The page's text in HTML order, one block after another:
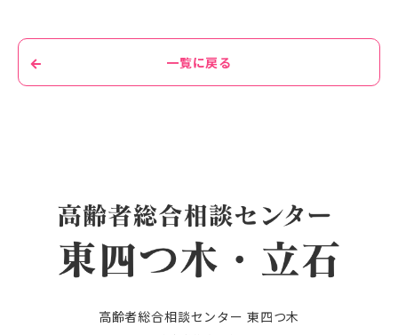
一覧に戻る
高齢者総合相談センター 東四つ木